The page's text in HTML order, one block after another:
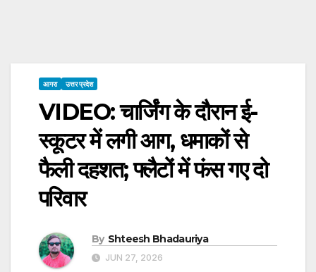
आगरा उत्तर प्रदेश
VIDEO: चार्जिंग के दाैरान ई-
स्कूटर में लगी आग, धमाकों से
फैली दहशत; फ्लैटों में फंस गए दो
परिवार
By Shteesh Bhadauriya
JUN 27, 2026